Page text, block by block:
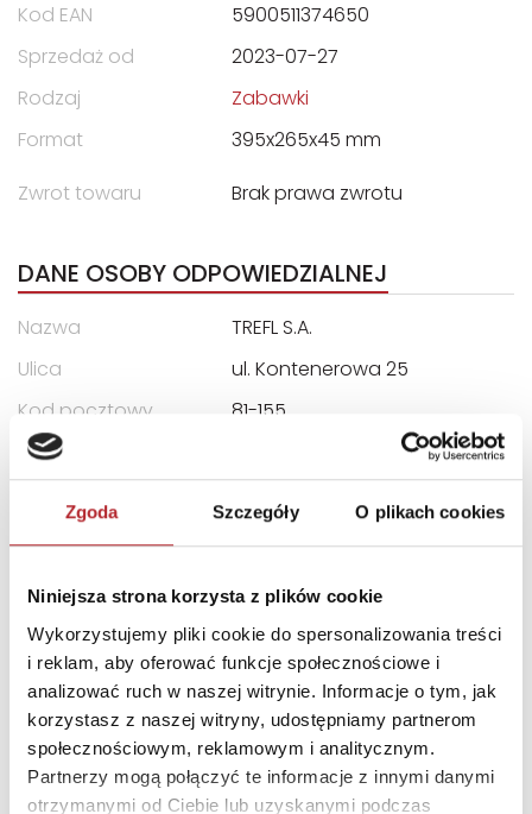
Zgoda Szczegóły O plikach cookies
Niniejsza strona korzysta z plików cookie
Wykorzystujemy pliki cookie do spersonalizowania treści
i reklam, aby oferować funkcje społecznościowe i
analizować ruch w naszej witrynie. Informacje o tym, jak
korzystasz z naszej witryny, udostępniamy partnerom
społecznościowym, reklamowym i analitycznym.
Partnerzy mogą połączyć te informacje z innymi danymi
otrzymanymi od Ciebie lub uzyskanymi podczas
Kod EAN
5900511374650
Sprzedaż od
2023-07-27
Rodzaj
Zabawki
Format
395x265x45 mm
Zwrot towaru
Brak prawa zwrotu
DANE OSOBY ODPOWIEDZIALNEJ
Nazwa
TREFL S.A.
Ulica
ul. Kontenerowa 25
Kod pocztowy
81-155
Miasto